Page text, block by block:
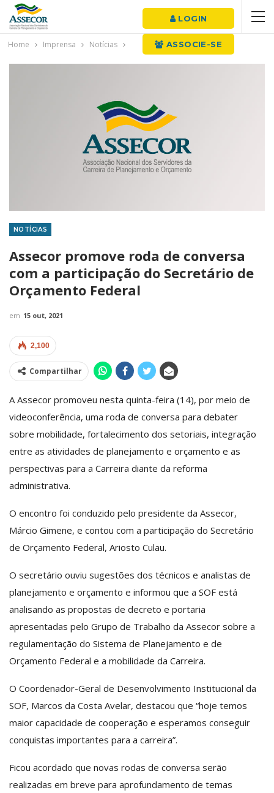
LOGIN
ASSOCIE-SE
Home Imprensa Notícias
NOTÍCIAS
Assecor promove roda de conversa
com a participação do Secretário de
Orçamento Federal
em 15 out, 2021
2,100
Compartilhar
A Assecor promoveu nesta quinta-feira (14), por meio de
videoconferência, uma roda de conversa para debater
sobre mobilidade, fortalecimento dos setoriais, integração
entre as atividades de planejamento e orçamento e as
perspectivas para a Carreira diante da reforma
administrativa.
O encontro foi conduzido pelo presidente da Assecor,
Márcio Gimene, e contou com a participação do Secretário
de Orçamento Federal, Ariosto Culau.
O secretário ouviu sugestões dos técnicos e analistas de
planejamento e orçamento e informou que a SOF está
analisando as propostas de decreto e portaria
apresentadas pelo Grupo de Trabalho da Assecor sobre a
regulamentação do Sistema de Planejamento e de
Orçamento Federal e a mobilidade da Carreira.
O Coordenador-Geral de Desenvolvimento Institucional da
SOF, Marcos da Costa Avelar, destacou que “hoje temos
maior capacidade de cooperação e esperamos conseguir
conquistas importantes para a carreira”.
Ficou acordado que novas rodas de conversa serão
realizadas em breve para aprofundamento de temas